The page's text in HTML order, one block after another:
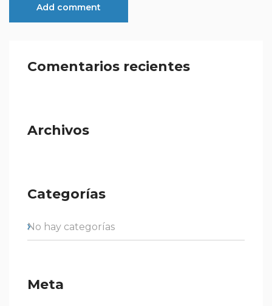
Comentarios recientes
Archivos
Categorías
No hay categorías
Meta